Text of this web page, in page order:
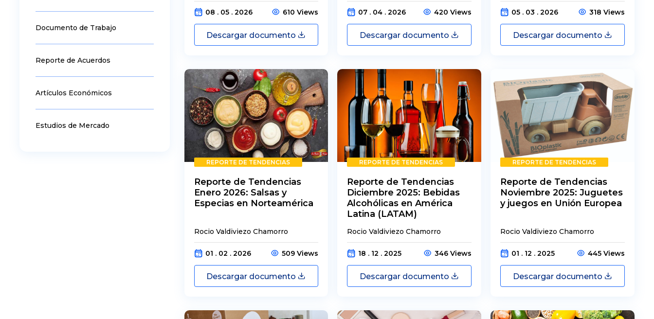
Documento de Trabajo
Reporte de Acuerdos
Artículos Económicos
Estudios de Mercado
08 . 05 . 2026 610 Views
Descargar documento
07 . 04 . 2026 420 Views
Descargar documento
05 . 03 . 2026 318 Views
Descargar documento
REPORTE DE TENDENCIAS
Reporte de Tendencias
Enero 2026: Salsas y
Especias en Norteamérica
Rocio Valdiviezo Chamorro
01 . 02 . 2026 509 Views
Descargar documento
REPORTE DE TENDENCIAS
Reporte de Tendencias
Diciembre 2025: Bebidas
Alcohólicas en América
Latina (LATAM)
Rocio Valdiviezo Chamorro
18 . 12 . 2025 346 Views
Descargar documento
REPORTE DE TENDENCIAS
Reporte de Tendencias
Noviembre 2025: Juguetes
y juegos en Unión Europea
Rocio Valdiviezo Chamorro
01 . 12 . 2025 445 Views
Descargar documento